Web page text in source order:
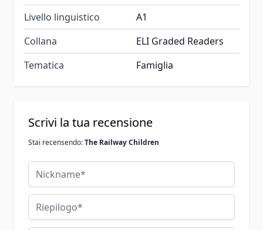
Livello linguistico
A1
Collana
ELI Graded Readers
Tematica
Famiglia
Scrivi la tua recensione
Stai recensendo:The Railway Children
Nickname
Riepilogo